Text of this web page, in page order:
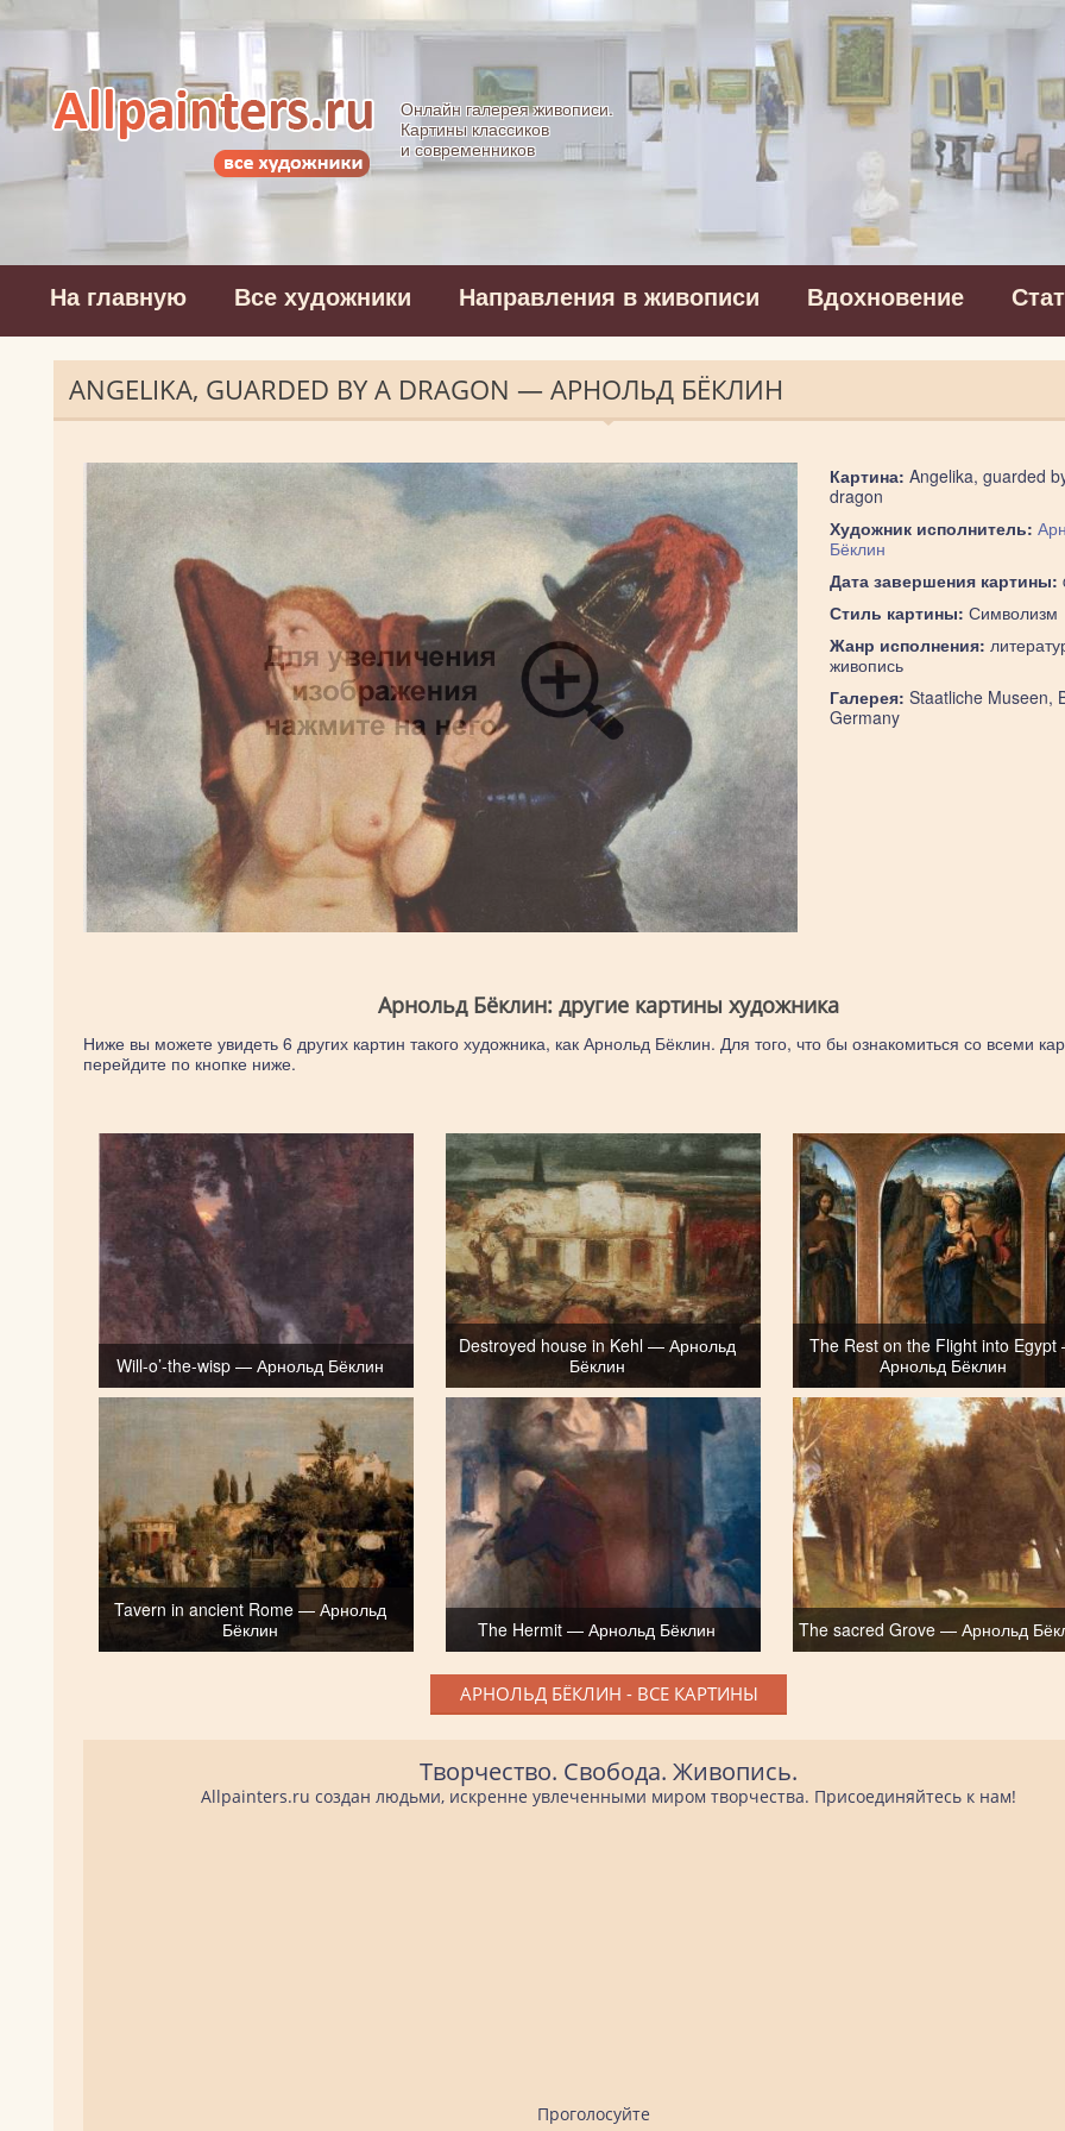
Allpainters.ru - картинная галерея
Онлайн галерея живописи.
Картины классиков
и современников
На главную Все художники Направления в живописи Вдохновение
ANGELIKA, GUARDED BY A DRAGON — АРНОЛЬД БЁКЛИН
Картина: Angelika, guarded
dragon
Художник исполнитель:
Бёклин
Дата завершения картины:
Стиль картины: Символизм
Жанр исполнения:
живопись
Галерея: Staatliche Museen,
Germany
Арнольд Бёклин: другие картины художника
Ниже вы можете увидеть 6 других картин такого художника, как Арнольд Бёклин. Для того, что бы ознакомиться со всеми
перейдите по кнопке ниже.
Will-o’-the-wisp — Арнольд Бёклин
Destroyed house in Kehl — Арнольд
Бёклин
The Rest on the Flight into
Арнольд Бёклин
Tavern in ancient Rome — Арнольд
Бёклин
The Hermit — Арнольд Бёклин The sacred Grove — Арнольд
АРНОЛЬД БЁКЛИН - ВСЕ КАРТИНЫ
Творчество. Свобода. Живопись.
Allpainters.ru создан людьми, искренне увлеченными миром творчества. Присоединяйтесь к нам!
Проголосуйте